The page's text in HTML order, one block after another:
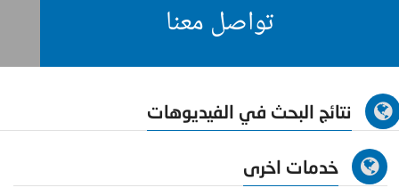
تواصل معنا
نتائج البحث في الفيديوهات
خدمات اخرى